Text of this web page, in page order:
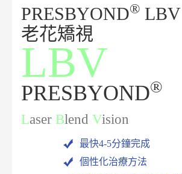
PRESBYOND® LBV
老花矯視
LBV
PRESBYOND®
Laser Blend Vision
最快4-5分鐘完成
個性化治療方法